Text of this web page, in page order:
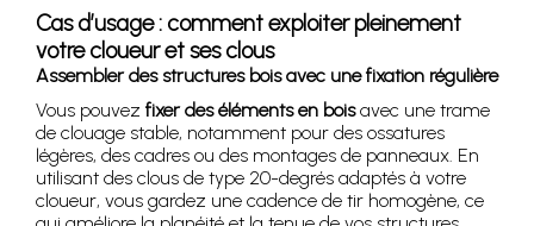
Cas d’usage : comment exploiter pleinement
votre cloueur et ses clous
Assembler des structures bois avec une fixation régulière
Vous pouvez fixer des éléments en boisavec une trame
de clouage stable, notamment pour des ossatures
légères, des cadres ou des montages de panneaux. En
utilisant des clous de type 20-degrés adaptés à votre
cloueur, vous gardez une cadence de tir homogène, ce